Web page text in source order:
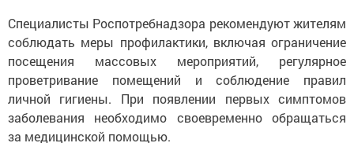
Специалисты Роспотребнадзора рекомендуют жителям
соблюдать меры профилактики, включая ограничение
посещения массовых мероприятий, регулярное
проветривание помещений и соблюдение правил
личной гигиены. При появлении первых симптомов
заболевания необходимо своевременно обращаться
за медицинской помощью.